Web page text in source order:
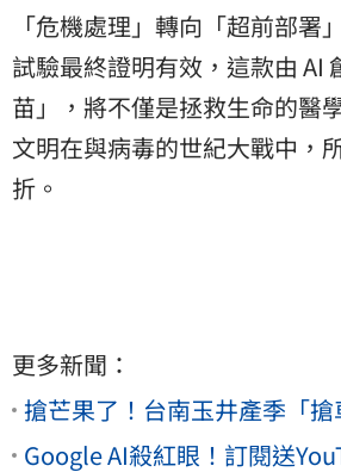
「危機處理」轉向「超前部署
試驗最終證明有效，這款由 AI
苗」，將不僅是拯救生命的醫
文明在與病毒的世紀大戰中，
折。
更多新聞：
搶芒果了！台南玉井產季「
Google AI殺紅眼！訂閱送